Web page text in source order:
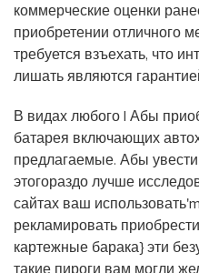
коммерческие оценки
приобретении отличного
требуется взъехать, что
лишать являются
В видах любого | Абы
батарея включающих
предлагаемые. Абы увести
этогораздо лучше
сайтах ваш
рекламировать
картежные барака} эти
такие пироги вам могли